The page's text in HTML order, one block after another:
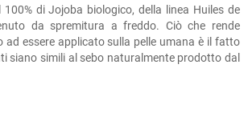
di Jojoba biologico, della linea Huiles de
da spremitura a freddo. Ciò che rende
ad essere applicato sulla pelle umana è il fatto
siano simili al sebo naturalmente prodotto dal